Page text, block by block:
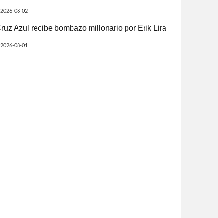
2026-08-02
Azul recibe bombazo millonario por Erik Lira
2026-08-01